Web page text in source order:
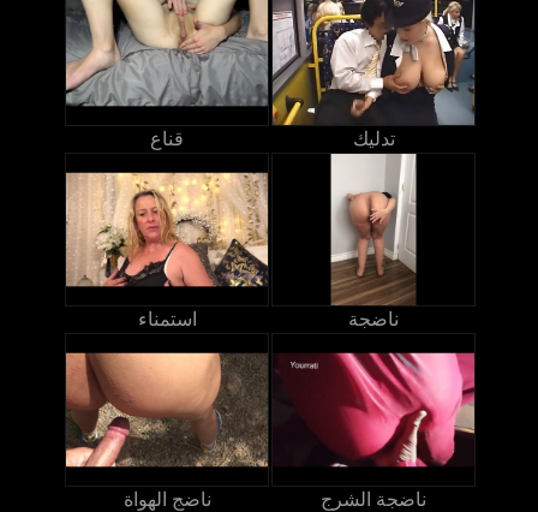
قناع تدليك
استمناء ناضجة
ناضج الهواة ناضجة الشرج